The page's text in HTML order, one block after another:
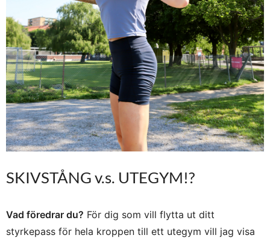
SKIVSTÅNG v.s. UTEGYM!?
Vad föredrar du? För dig som vill flytta ut ditt
styrkepass för hela kroppen till ett utegym vill jag visa